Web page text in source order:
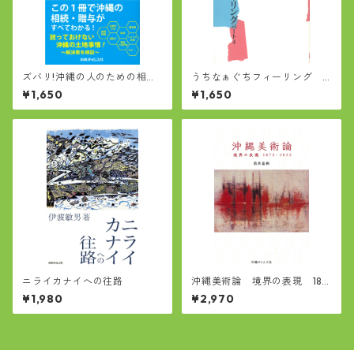
ズバリ!沖縄の人のための相
続・贈与
¥1,650
うちなぁぐちフィーリング
パート4(著者 儀間進)
¥1,650
ニライカナイへの往路
¥1,980
沖縄美術論 境界の表現 187
2—2022
¥2,970